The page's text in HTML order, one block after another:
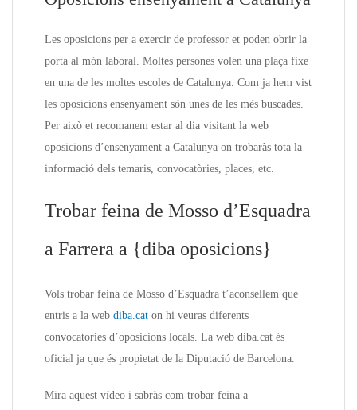
Les oposicions per a exercir de professor et poden obrir la
porta al món laboral. Moltes persones volen una plaça fixe
en una de les moltes escoles de Catalunya. Com ja hem vist
les oposicions ensenyament són unes de les més buscades.
Per això et recomanem estar al dia visitant la web
oposicions d’ensenyament a Catalunya on trobaràs tota la
informació dels temaris, convocatòries, places, etc.
Trobar feina de Mosso d’Esquadra
a Farrera a {diba oposicions}
Vols trobar feina de Mosso d’Esquadra t’aconsellem que
entris a la web diba.cat on hi veuras diferents
convocatories d’oposicions locals. La web diba.cat és
oficial ja que és propietat de la Diputació de Barcelona.
Mira aquest vídeo i sabràs com trobar feina a